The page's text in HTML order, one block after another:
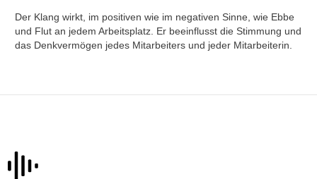
Der Klang wirkt, im positiven wie im negativen Sinne, wie Ebbe
und Flut an jedem Arbeitsplatz. Er beeinflusst die Stimmung und
das Denkvermögen jedes Mitarbeiters und jeder Mitarbeiterin.